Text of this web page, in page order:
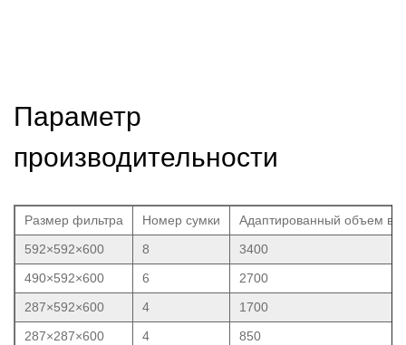
Параметр
производительности
Размер фильтра Номер сумки
Адаптированный объем
592×592×600
8
3400
490×592×600
6
2700
287×592×600
4
1700
287×287×600
4 850